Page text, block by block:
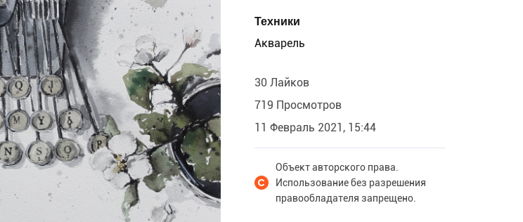
Техники
Акварель
30 Лайков
719 Просмотров
11 Февраль 2021, 15:44
Объект авторского права.
Использование без разрешения
правообладателя запрещено.